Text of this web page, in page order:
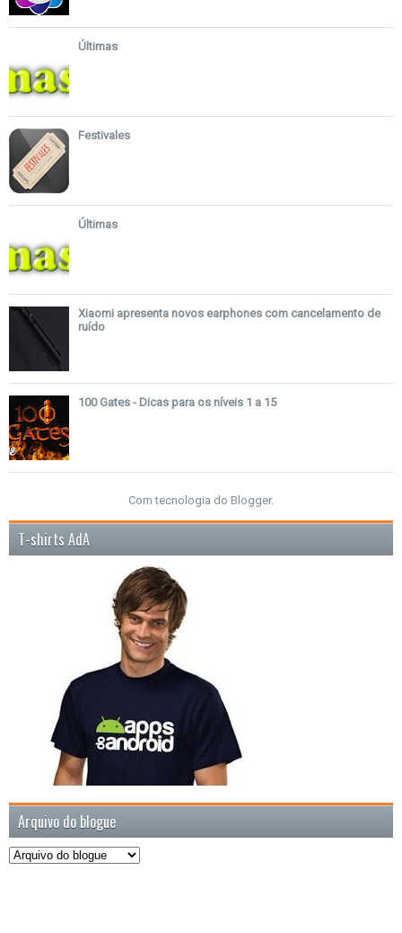
Últimas
Festivales
Últimas
Xiaomi apresenta novos earphones com cancelamento de
ruído
100 Gates - Dicas para os níveis 1 a 15
Com tecnologia do Blogger.
T-shirts AdA
Arquivo do blogue